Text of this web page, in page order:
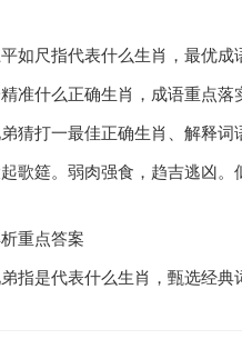
如尺指代表什么生肖，最优成
准什么正确生肖，成语重点落
猜打一最佳正确生肖、解释词
歌筵。弱肉强食，趋吉逃凶
重点答案
指是代表什么生肖，甄选经典